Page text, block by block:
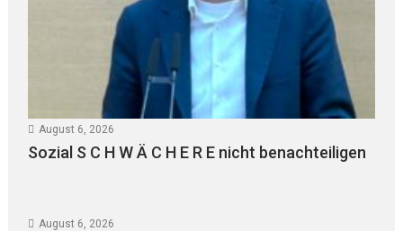
August 6, 2026
Sozial S C H W Ä C H E R E nicht benachteiligen
August 6, 2026